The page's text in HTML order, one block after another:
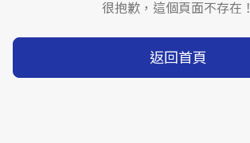
很抱歉，這個頁面不存在！
返回首頁